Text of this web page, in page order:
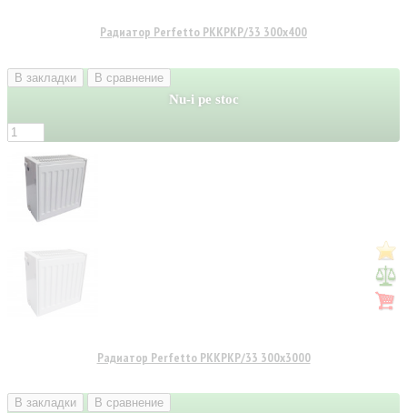
Радиатор Perfetto PKKPKP/33 300x400
В закладки В сравнение
Nu-i pe stoc
Радиатор Perfetto PKKPKP/33 300x3000
В закладки В сравнение